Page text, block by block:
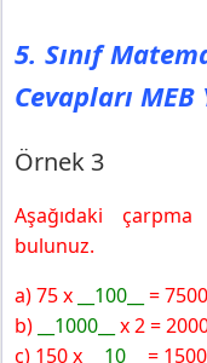
5. Sınıf
Cevapları MEB
Örnek 3
Aşağıdaki çarpma
bulunuz.
a) 75 x
__100__
= 7500
b)
__1000__
x 2 =
c) 150 x
__10__ = 1500